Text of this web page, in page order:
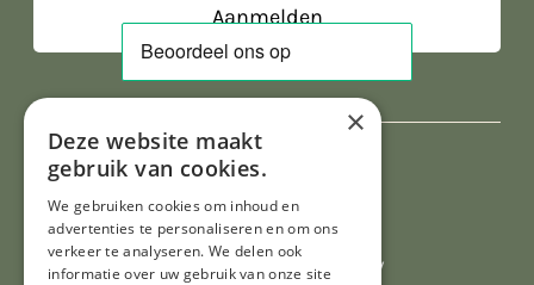
Al onze prijzen zijn incl. BTW
×
Deze website maakt
gebruik van cookies.
We gebruiken cookies om inhoud en
advertenties te personaliseren en om ons
verkeer te analyseren. We delen ook
informatie over uw gebruik van onze site